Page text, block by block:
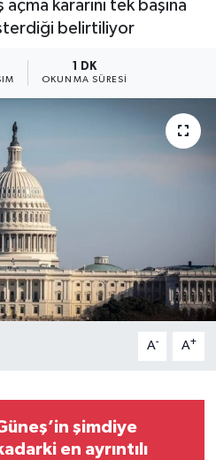
kararını tek başına
belirtiliyor
1 DK
OKUNMA SÜRESI
A- A+
şimdiye
en ayrıntılı